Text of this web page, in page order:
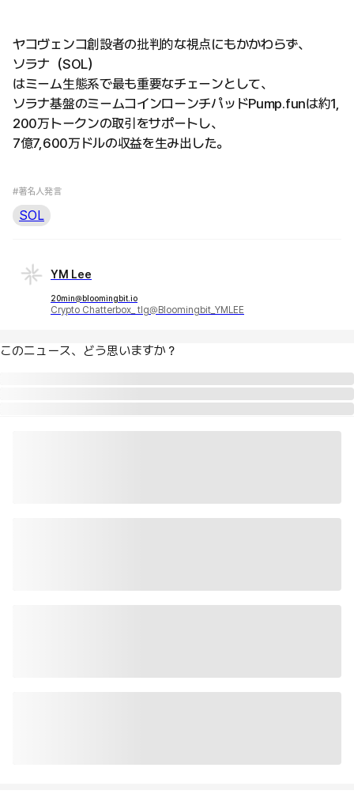
ヤコヴェンコ創設者の批判的な視点にもかかわらず、
ソラナ（SOL）
はミーム生態系で最も重要なチェーンとして、
ソラナ基盤のミームコインローンチパッドPump.funは約1,
200万トークンの取引をサポートし、
7億7,600万ドルの収益を生み出した。
#著名人発言
SOL
YM Lee
20min@bloomingbit.io
Crypto Chatterbox_ tlg@Bloomingbit_YMLEE
このニュース、どう思いますか？